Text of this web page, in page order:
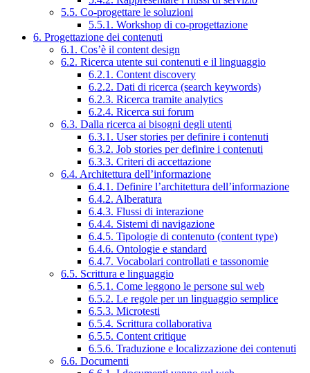
5.5. Co-progettare le soluzioni
5.5.1. Workshop di co-progettazione
6. Progettazione dei contenuti
6.1. Cos’è il content design
6.2. Ricerca utente sui contenuti e il linguaggio
6.2.1. Content discovery
6.2.2. Dati di ricerca (search keywords)
6.2.3. Ricerca tramite analytics
6.2.4. Ricerca sui forum
6.3. Dalla ricerca ai bisogni degli utenti
6.3.1. User stories per definire i contenuti
6.3.2. Job stories per definire i contenuti
6.3.3. Criteri di accettazione
6.4. Architettura dell’informazione
6.4.1. Definire l’architettura dell’informazione
6.4.2. Alberatura
6.4.3. Flussi di interazione
6.4.4. Sistemi di navigazione
6.4.5. Tipologie di contenuto (content type)
6.4.6. Ontologie e standard
6.4.7. Vocabolari controllati e tassonomie
6.5. Scrittura e linguaggio
6.5.1. Come leggono le persone sul web
6.5.2. Le regole per un linguaggio semplice
6.5.3. Microtesti
6.5.4. Scrittura collaborativa
6.5.5. Content critique
6.5.6. Traduzione e localizzazione dei contenuti
6.6. Documenti